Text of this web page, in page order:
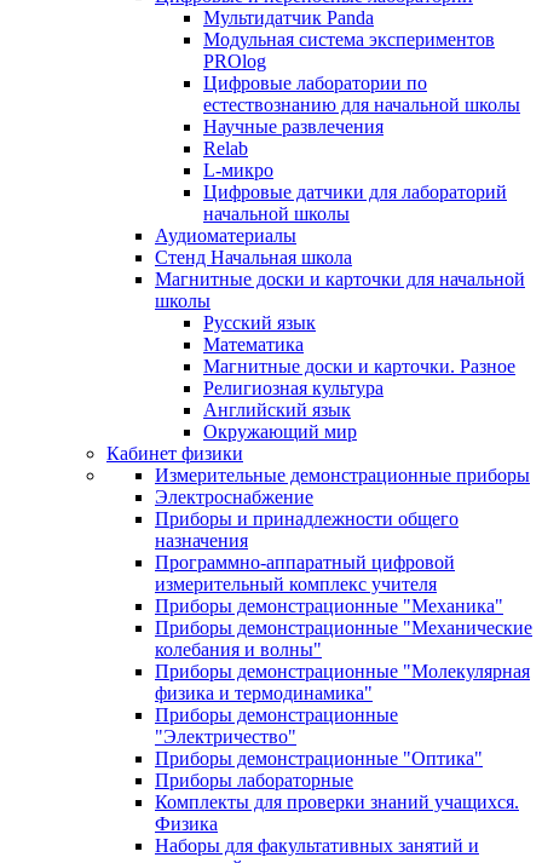
Мультидатчик Panda
Модульная система экспериментов
PROlog
Цифровые лаборатории по
естествознанию для начальной школы
Научные развлечения
Relab
L-микро
Цифровые датчики для лабораторий
начальной школы
Аудиоматериалы
Стенд Начальная школа
Магнитные доски и карточки для начальной
школы
Русский язык
Математика
Магнитные доски и карточки. Разное
Религиозная культура
Английский язык
Окружающий мир
Кабинет физики
Измерительные демонстрационные приборы
Электроснабжение
Приборы и принадлежности общего
назначения
Программно-аппаратный цифровой
измерительный комплекс учителя
Приборы демонстрационные "Механика"
Приборы демонстрационные "Механические
колебания и волны"
Приборы демонстрационные "Молекулярная
физика и термодинамика"
Приборы демонстрационные
"Электричество"
Приборы демонстрационные "Оптика"
Приборы лабораторные
Комплекты для проверки знаний учащихся.
Физика
Наборы для факультативных занятий и